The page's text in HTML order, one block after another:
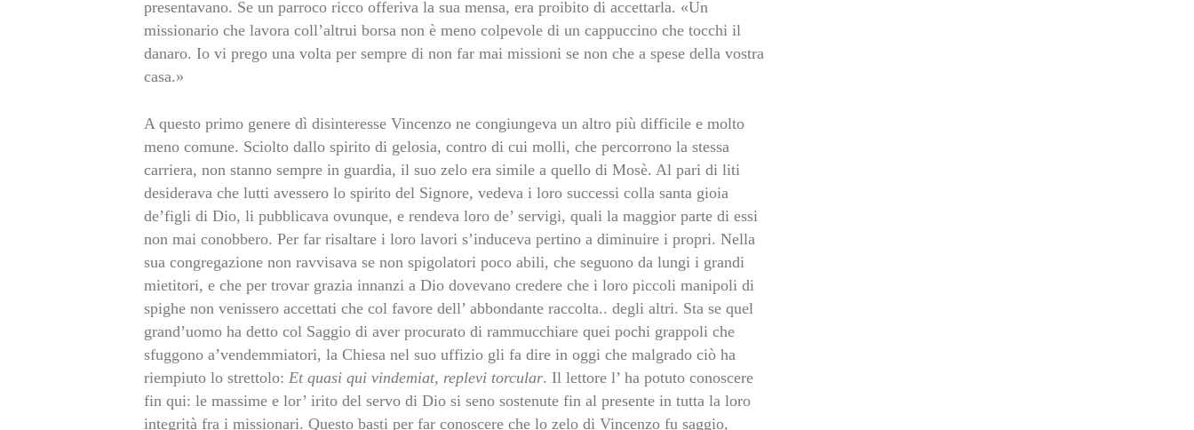
presentavano. Se un parroco ricco offeriva la sua mensa, era proibito di accettarla. «Un
missionario che lavora coll’altrui borsa non è meno colpevole di un cappuccino che tocchi il
danaro. Io vi prego una volta per sempre di non far mai missioni se non che a spese della vostra
casa.»
A questo primo genere dì disinteresse Vincenzo ne congiungeva un altro più difficile e molto
meno comune. Sciolto dallo spirito di gelosia, contro di cui molli, che percorrono la stessa
carriera, non stanno sempre in guardia, il suo zelo era simile a quello di Mosè. Al pari di liti
desiderava che lutti avessero lo spirito del Signore, vedeva i loro successi colla santa gioia
de’figli di Dio, li pubblicava ovunque, e rendeva loro de’ servigi, quali la maggior parte di essi
non mai conobbero. Per far risaltare i loro lavori s’induceva pertino a diminuire i propri. Nella
sua congregazione non ravvisava se non spigolatori poco abili, che seguono da lungi i grandi
mietitori, e che per trovar grazia innanzi a Dio dovevano credere che i loro piccoli manipoli di
spighe non venissero accettati che col favore dell’ abbondante raccolta.. degli altri. Sta se quel
grand’uomo ha detto col Saggio di aver procurato di rammucchiare quei pochi grappoli che
sfuggono a’vendemmiatori, la Chiesa nel suo uffizio gli fa dire in oggi che malgrado ciò ha
riempiuto lo strettolo: Et quasi qui vindemiat, replevi torcular. Il lettore l’ ha potuto conoscere
fin qui: le massime e lor’ irito del servo di Dio si seno sostenute fin al presente in tutta la loro
integrità fra i missionari. Questo basti per far conoscere che lo zelo di Vincenzo fu saggio,